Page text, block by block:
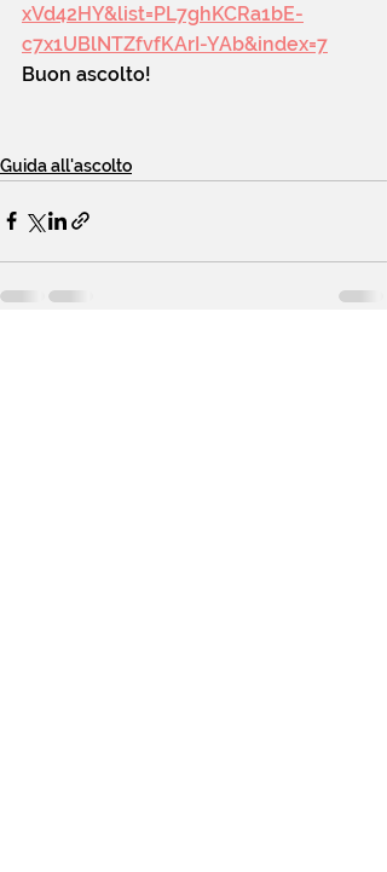
xVd42HY&list=PL7ghKCRa1bE-
c7x1UBlNTZfvfKArI-YAb&index=7
Buon ascolto!
Guida all'ascolto